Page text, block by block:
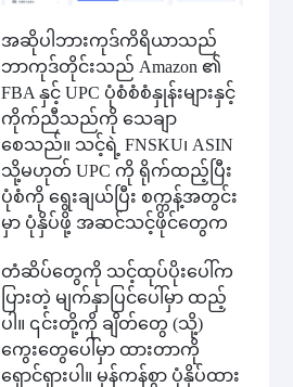
အဆိုပါ ဘားကုဒ်ကိရိယာသည်
ဘာကုဒ်တိုင်းသည် Amazon ၏
FBA နှင့် UPC ပုံစံစံစံနှုန်းများနှင့်
ကိုက်ညီသည်ကို သေချာ
စေသည်။ သင့်ရဲ့ FNSKU၊ ASIN
သို့မဟုတ် UPC ကို ရိုက်ထည့်ပြီး
ပုံစံကို ရွေးချယ်ပြီး စက္ကန့်အတွင်း
မှာ ပုံနှိပ်ဖို့ အဆင်သင့်ဖိုင်တွေက
တံဆိပ်တွေကို သင့်ထုပ်ပိုးပေါ်က
ပြားတဲ့ မျက်နှာပြင်ပေါ်မှာ ထည့်
ပါ။ ၎င်းတို့ကို ချိတ်တွေ (သို့)
ကွေးတွေပေါ်မှာ ထားတာကို
ရှောင်ရှားပါ။ မှန်ကန်စွာ ပုံနှိပ်ထား